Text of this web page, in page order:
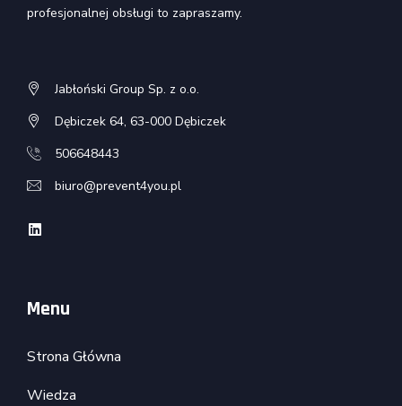
profesjonalnej obsługi to zapraszamy.
Jabłoński Group Sp. z o.o.
Dębiczek 64, 63-000 Dębiczek
506648443
biuro@prevent4you.pl
Menu
Strona Główna
Wiedza